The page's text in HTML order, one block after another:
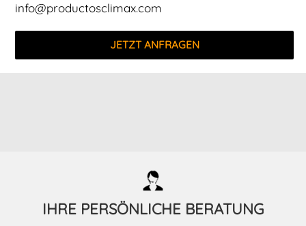
info@productosclimax.com
JETZT ANFRAGEN
IHRE PERSÖNLICHE BERATUNG